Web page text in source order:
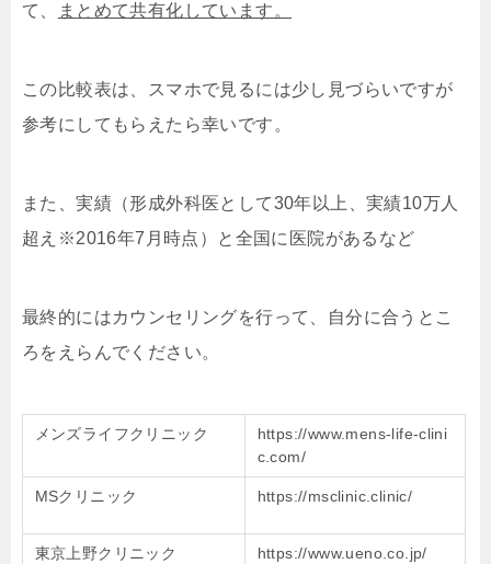
て、
まとめて共有化しています。
この比較表は、スマホで見るには少し見づらいですが
参考にしてもらえたら幸いです。
また、実績（形成外科医として30年以上、実績10万人
超え※2016年7月時点）と全国に医院があるなど
最終的にはカウンセリングを行って、自分に合うとこ
ろをえらんでください。
メンズライフクリニック
https://www.mens-life-clini
c.com/
MSクリニック https://msclinic.clinic/
東京上野クリニック https://www.ueno.co.jp/